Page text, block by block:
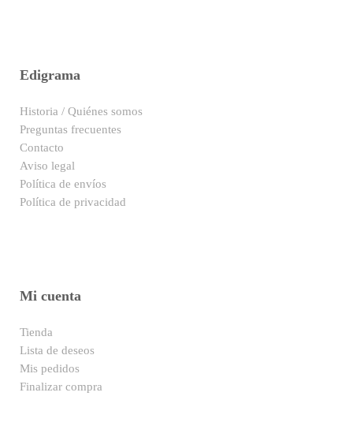
Edigrama
Historia / Quiénes somos
Preguntas frecuentes
Contacto
Aviso legal
Política de envíos
Política de privacidad
Mi cuenta
Tienda
Lista de deseos
Mis pedidos
Finalizar compra